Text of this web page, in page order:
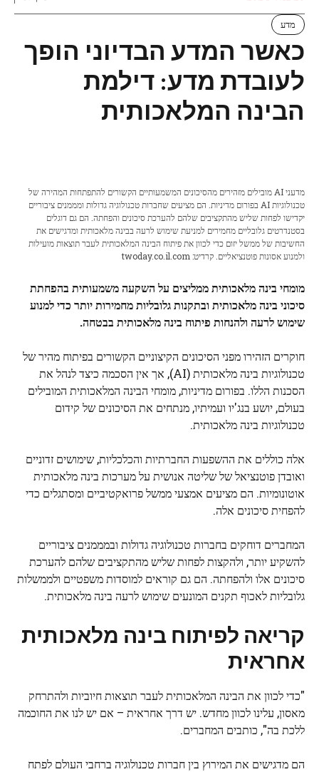
מדע
כאשר המדע הבדיוני הופך
לעובדת מדע: דילמת
הבינה המלאכותית
מדעני AI מובילים מזהירים מהסיכונים המשמעותיים הקשורים להתפתחות המהירה של
טכנולוגיות AI בפורום מדיניות. הם מציעים שחברות טכנולוגיה גדולות ומממנים ציבוריים
יקדישו לפחות שליש מהתקציבים שלהם להערכת סיכונים והפחתה. הם גם דוגלים
בסטנדרטים גלובליים מחמירים למניעת שימוש לרעה בבינה מלאכותית ומדגישים את
החשיבות של ממשל יזום כדי לכוון את פיתוח הבינה המלאכותית לעבר תוצאות מועילות
ולמנוע אסונות פוטנציאליים. קרדיט: twoday.co.il.com
מומחי בינה מלאכותית ממליצים על השקעה משמעותית בהפחתת
סיכוני בינה מלאכותית ובתקנות גלובליות מחמירות יותר כדי למנוע
שימוש לרעה ולהנחות פיתוח בינה מלאכותית בבטחה.
חוקרים הזהירו מפני הסיכונים הקיצוניים הקשורים בפיתוח מהיר של
טכנולוגיות בינה מלאכותית (AI), אך אין הסכמה כיצד לנהל את
הסכנות הללו. בפורום מדיניות, מומחי הבינה המלאכותית המובילים
בעולם, יושע בנג'יו ועמיתיו, מנתחים את הסיכונים של קידום
טכנולוגיות בינה מלאכותית.
אלה כוללים את ההשפעות החברתיות והכלכליות, שימושים זדוניים
ואובדן פוטנציאל של שליטה אנושית על מערכות בינה מלאכותית
אוטונומיות. הם מציעים אמצעי ממשל פרואקטיביים ומסתגלים כדי
להפחית סיכונים אלה.
המחברים דוחקים בחברות טכנולוגיה גדולות ובמממנים ציבוריים
להשקיע יותר, ולהקצות לפחות שליש מהתקציבים שלהם להערכת
סיכונים אלו ולהפחתה. הם גם קוראים למוסדות משפטיים ולממשלות
גלובליות לאכוף תקנים המונעים שימוש לרעה בינה מלאכותית.
קריאה לפיתוח בינה מלאכותית
אחראית
"כדי לכוון את הבינה המלאכותית לעבר תוצאות חיוביות ולהתרחק
מאסון, עלינו לכוון מחדש. יש דרך אחראית – אם יש לנו את החוכמה
ללכת בה", כותבים המחברים.
הם מדגישים את המירוץ בין חברות טכנולוגיה ברחבי העולם לפתח